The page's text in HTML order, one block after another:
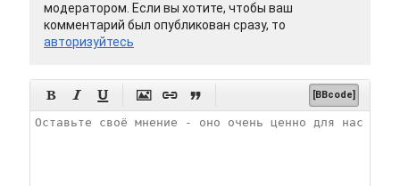
модератором. Если вы хотите, чтобы ваш
комментарий был опубликован сразу, то
авторизуйтесь
      [BBcode]